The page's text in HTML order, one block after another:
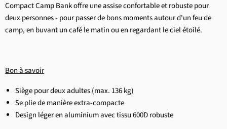
Compact Camp Bank offre une assise confortable et robuste pour
deux personnes - pour passer de bons moments autour d'un feu de
camp, en buvant un café le matin ou en regardant le ciel étoilé.
Bon à savoir
Siège pour deux adultes (max. 136 kg)
Se plie de manière extra-compacte
Design léger en aluminium avec tissu 600D robuste